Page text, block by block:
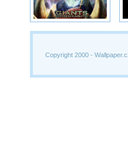
Copyright 2000 -